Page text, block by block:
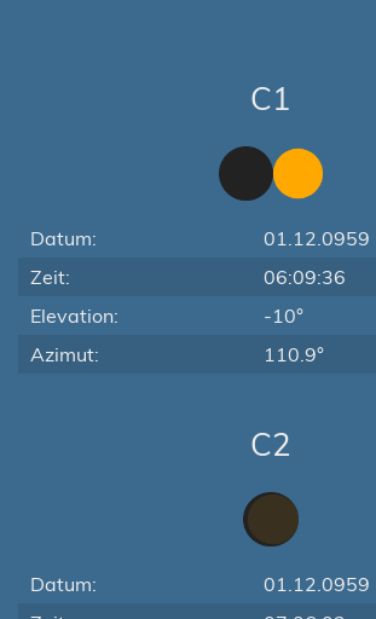
C1
Datum:
01.12.0959
Zeit:
06:09:36
Elevation:
-10°
Azimut:
110.9°
C2
Datum:
01.12.0959